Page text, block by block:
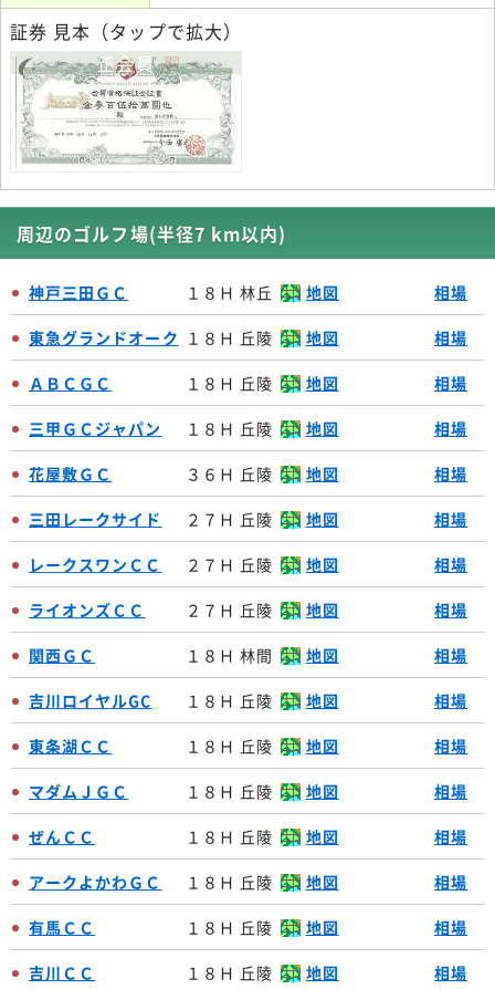
証券 見本（タップで拡大）
正会員
周辺のゴルフ場(半径7 km以内)
神戸三田ＧＣ １８Ｈ 林丘 地図 相場
東急グランドオーク １８Ｈ 丘陵 地図 相場
ＡＢＣＧＣ １８Ｈ 丘陵 地図 相場
三甲ＧＣジャパン １８Ｈ 丘陵 地図 相場
花屋敷ＧＣ ３６Ｈ 丘陵 地図 相場
三田レークサイド ２７Ｈ 丘陵 地図 相場
レークスワンＣＣ ２７Ｈ 丘陵 地図 相場
ライオンズＣＣ ２７Ｈ 丘陵 地図 相場
関西ＧＣ １８Ｈ 林間 地図 相場
吉川ロイヤルGC １８Ｈ 丘陵 地図 相場
東条湖ＣＣ １８Ｈ 丘陵 地図 相場
マダムＪＧＣ １８Ｈ 丘陵 地図 相場
ぜんＣＣ １８Ｈ 丘陵 地図 相場
アークよかわＧＣ １８Ｈ 丘陵 地図 相場
有馬ＣＣ １８Ｈ 丘陵 地図 相場
吉川ＣＣ １８Ｈ 丘陵 地図 相場